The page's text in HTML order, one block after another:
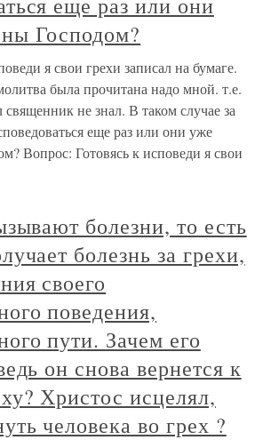
Господом?
я свои грехи записал на бумаге.
была прочитана надо мной. т.е.
священник не знал. В таком случае за
еще раз или они уже
Вопрос: Готовясь к исповеди я свои
болезни, то есть
болезнь за грехи,
своего
поведения,
пути. Зачем его
он снова вернется к
Христос исцелял,
человека во грех ?